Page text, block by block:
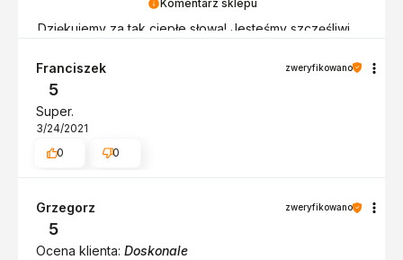
Komentarz sklepu
Dziękujemy za tak ciepłe słowa! Jesteśmy szczęśliwi,
dla nas niezwykle ważna. Z pozdrowieniami, obsługa
sklepu.
Franciszek zweryfikowano
5
Super.
3/24/2021
0
0
Grzegorz zweryfikowano
5
Ocena klienta: Doskonale